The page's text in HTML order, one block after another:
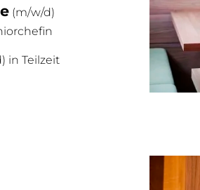
(m/w/d)
in Teilzeit